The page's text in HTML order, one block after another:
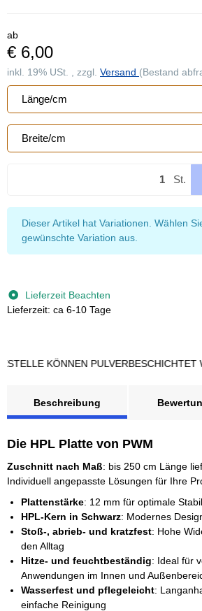
ab
€ 6,00
inkl. 19% USt. , zzgl. Versand (Bestand
Länge/cm
Breite/cm
St.
x
Dieser Artikel hat Variationen. Wählen
gewünschte Variation aus.
Lieferzeit Beachten
Lieferzeit: ca 6-10 Tage
KÖNNEN PULVERBESCHICHTET
Beschreibung
Die HPL Platte von PWM
Zuschnitt nach Maß: bis 250 cm Länge
Individuell angepasste Lösungen für Ihre
Plattenstärke: 12 mm für optimale
HPL-Kern in Schwarz: Modernes
Stoß-, abrieb- und kratzfest: Hohe
den Alltag
Hitze- und feuchtbeständig: Ideal für
Anwendungen im Innen und
Wasserfest und pflegeleicht:
einfache Reinigung